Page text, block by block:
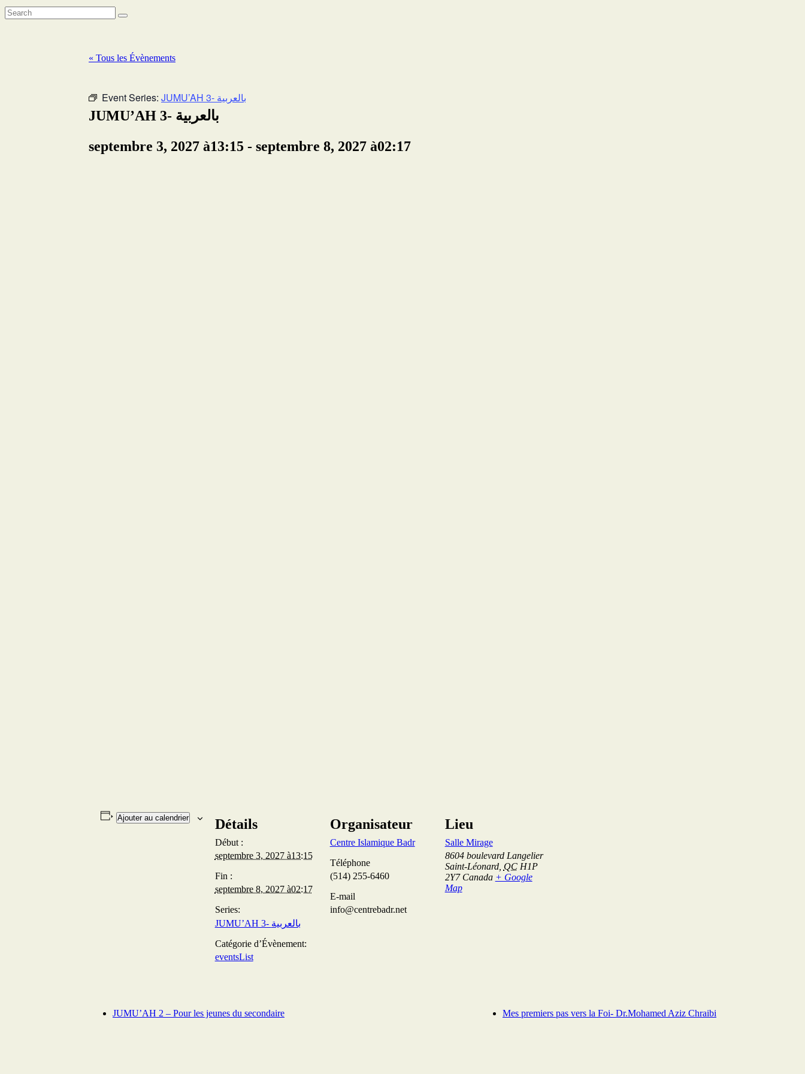
« Tous les Évènements
Event Series: JUMU’AH 3- بالعربية
JUMU’AH 3- بالعربية
septembre 3, 2027 à13:15 - septembre 8, 2027 à02:17
Ajouter au calendrier Détails
Début :
septembre 3, 2027 à13:15
Fin :
septembre 8, 2027 à02:17
Series:
JUMU’AH 3- بالعربية
Catégorie d’Évènement:
eventsList
Organisateur
Centre Islamique Badr
Téléphone
(514) 255-6460
E-mail
info@centrebadr.net
Lieu
Salle Mirage
8604 boulevard Langelier
Saint-Léonard, QC H1P
2Y7 Canada + Google
Map
JUMU’AH 2 – Pour les jeunes du secondaire Mes premiers pas vers la Foi- Dr.Mohamed Aziz Chraibi